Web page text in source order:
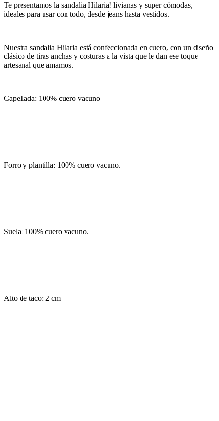
Te presentamos la sandalia Hilaria! livianas y super cómodas,
ideales para usar con todo, desde jeans hasta vestidos.
Nuestra sandalia Hilaria está confeccionada en cuero, con un diseño
clásico de tiras anchas y costuras a la vista que le dan ese toque
artesanal que amamos.
Capellada: 100% cuero vacuno
Forro y plantilla: 100% cuero vacuno.
Suela: 100% cuero vacuno.
Alto de taco: 2 cm